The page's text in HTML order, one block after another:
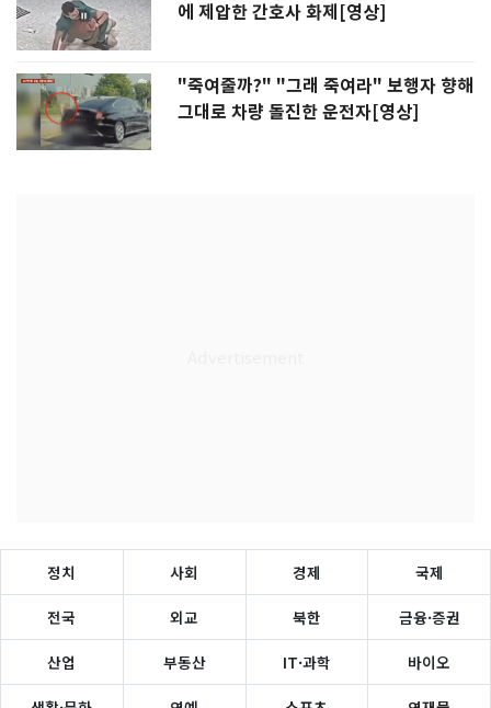
에 제압한 간호사 화제[영상]
"죽여줄까?" "그래 죽여라" 보행자 향해
그대로 차량 돌진한 운전자[영상]
정치 사회 경제 국제
전국 외교 북한 금융·증권
산업 부동산 IT·과학 바이오